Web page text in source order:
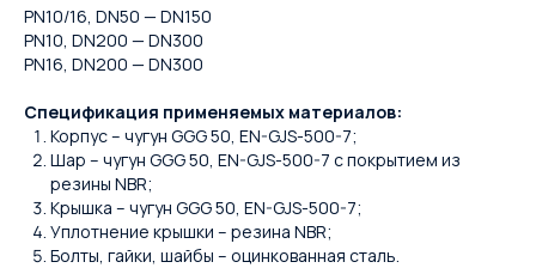
PN10/16, DN50 — DN150
PN10, DN200 — DN300
PN16, DN200 — DN300
Спецификация применяемых материалов:
Корпус – чугун GGG 50, EN-GJS-500-7;
Шар – чугун GGG 50, EN-GJS-500-7 с покрытием из
резины NBR;
Крышка – чугун GGG 50, EN-GJS-500-7;
Уплотнение крышки – резина NBR;
Болты, гайки, шайбы – оцинкованная сталь.